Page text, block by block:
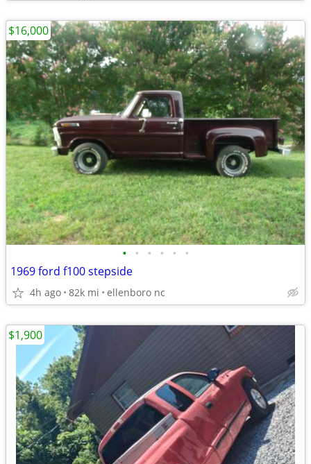
• • • • • •
1969 ford f100 stepside
4h ago 82k mi ellenboro nc
$16,000
$1,900